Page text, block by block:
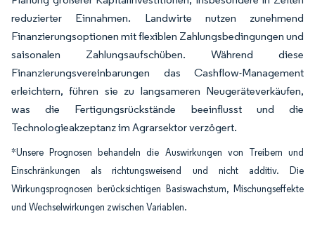
reduzierter Einnahmen. Landwirte nutzen zunehmend
Finanzierungsoptionen mit flexiblen Zahlungsbedingungen und
saisonalen Zahlungsaufschüben. Während diese
Finanzierungsvereinbarungen das Cashflow-Management
erleichtern, führen sie zu langsameren Neugeräteverkäufen,
was die Fertigungsrückstände beeinflusst und die
Technologieakzeptanz im Agrarsektor verzögert.
*Unsere Prognosen behandeln die Auswirkungen von Treibern und
Einschränkungen als richtungsweisend und nicht additiv. Die
Wirkungsprognosen berücksichtigen Basiswachstum, Mischungseffekte
und Wechselwirkungen zwischen Variablen.